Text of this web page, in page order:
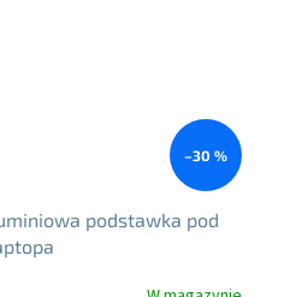
–30 %
podstawka pod